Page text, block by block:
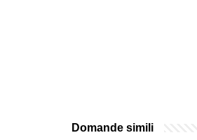
Domande simili